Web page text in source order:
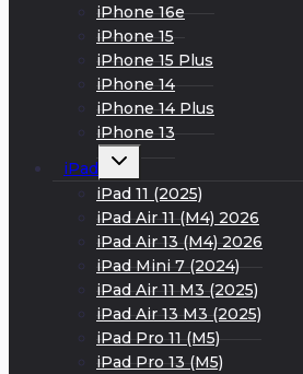
iPhone 16e
iPhone 15
iPhone 15 Plus
iPhone 14
iPhone 14 Plus
iPhone 13
iPad
Развернуть
дочернее
меню
iPad 11 (2025)
iPad Air 11 (M4) 2026
iPad Air 13 (M4) 2026
iPad Mini 7 (2024)
iPad Air 11 M3 (2025)
iPad Air 13 M3 (2025)
iPad Pro 11 (M5)
iPad Pro 13 (M5)